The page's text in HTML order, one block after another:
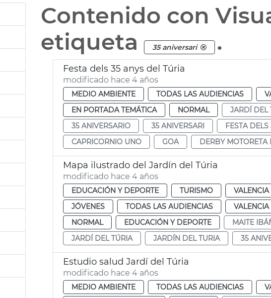
Contenido con
etiqueta
35 aniversari .
Festa dels 35 anys del Túria
modificado hace 4 años
MEDIO AMBIENTE TODAS LAS AUDIENCIAS
EN PORTADA TEMÁTICA
NORMAL JARDÍ DEL
35 ANIVERSARIO
35 ANIVERSARI FESTA DELS
CAPRICORNIO UNO
GOA DERBY
Mapa ilustrado del Jardín del Túria
modificado hace 4 años
EDUCACIÓN Y DEPORTE TURISMO VALENCIA
JÓVENES
TODAS LAS AUDIENCIAS VALENCIA
NORMAL
EDUCACIÓN Y DEPORTE MAITE
JARDÍ DEL TÚRIA
JARDÍN DEL TURIA 35
Estudio salud Jardí del Túria
modificado hace 4 años
MEDIO AMBIENTE TODAS LAS AUDIENCIAS